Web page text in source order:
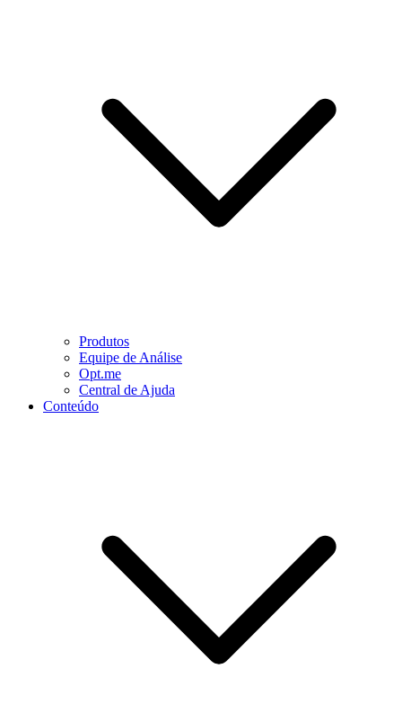
Produtos
Equipe de Análise
Opt.me
Central de Ajuda
Conteúdo